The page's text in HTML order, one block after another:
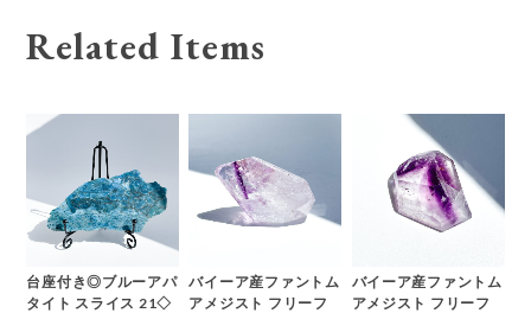
Related Items
台座付き◎ブルーアパ
タイト スライス 21◇
バイーア産ファントム
アメジスト フリーフ
バイーア産ファントム
アメジスト フリーフ